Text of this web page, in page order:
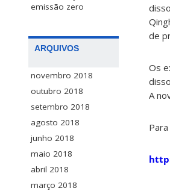
emissão zero
ARQUIVOS
novembro 2018
outubro 2018
setembro 2018
agosto 2018
junho 2018
maio 2018
abril 2018
março 2018
de
Os
A